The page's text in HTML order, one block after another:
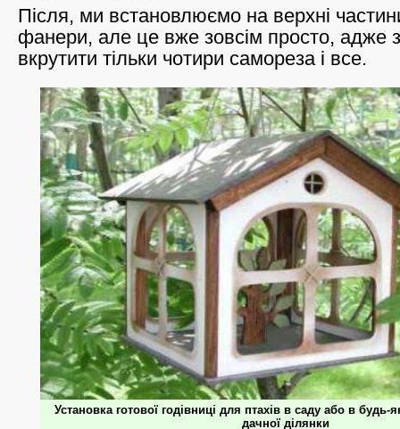
Після, ми встановлюємо на верхні
фанери, але це вже зовсім просто, адже
вкрутити тільки чотири самореза і все.
Установка готової годівниці для птахів в саду або в будь-
дачної ділянки